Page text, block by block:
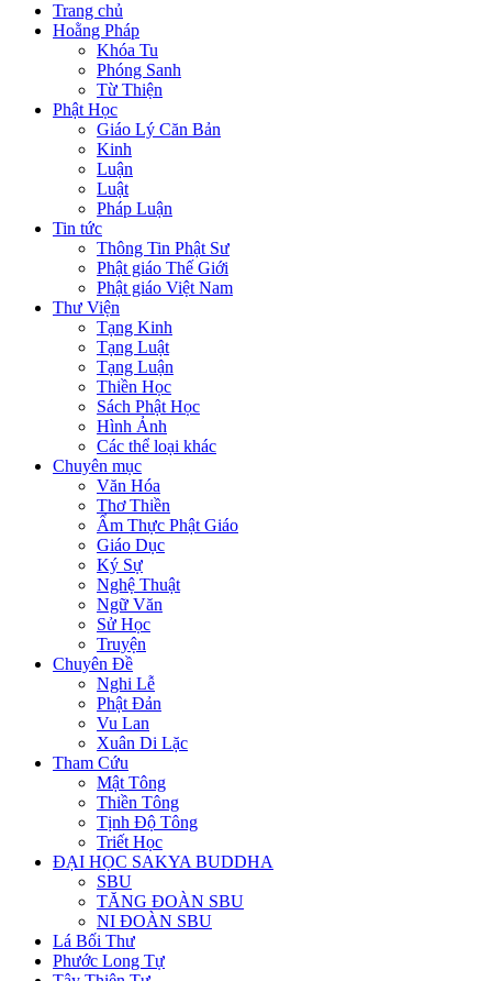
Trang chủ
Hoằng Pháp
Khóa Tu
Phóng Sanh
Từ Thiện
Phật Học
Giáo Lý Căn Bản
Kinh
Luận
Luật
Pháp Luận
Tin tức
Thông Tin Phật Sư
Phật giáo Thế Giới
Phật giáo Việt Nam
Thư Viện
Tạng Kinh
Tạng Luật
Tạng Luận
Thiền Học
Sách Phật Học
Hình Ảnh
Các thể loại khác
Chuyên mục
Văn Hóa
Thơ Thiền
Ẩm Thực Phật Giáo
Giáo Dục
Ký Sự
Nghệ Thuật
Ngữ Văn
Sử Học
Truyện
Chuyên Đề
Nghi Lễ
Phật Đản
Vu Lan
Xuân Di Lặc
Tham Cứu
Mật Tông
Thiền Tông
Tịnh Độ Tông
Triết Học
ĐẠI HỌC SAKYA BUDDHA
SBU
TĂNG ĐOÀN SBU
NI ĐOÀN SBU
Lá Bối Thư
Phước Long Tự